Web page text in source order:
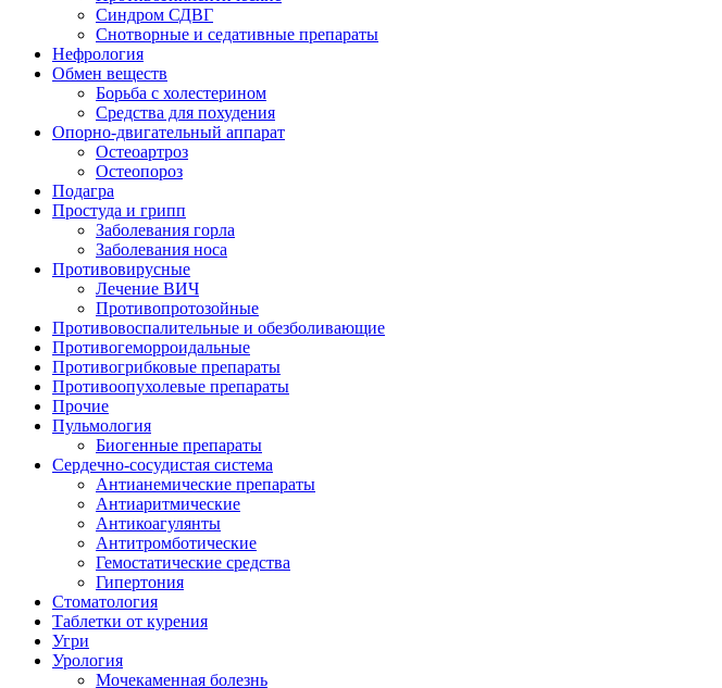
Синдром СДВГ
Снотворные и седативные препараты
Нефрология
Обмен веществ
Борьба с холестерином
Средства для похудения
Опорно-двигательный аппарат
Остеоартроз
Остеопороз
Подагра
Простуда и грипп
Заболевания горла
Заболевания носа
Противовирусные
Лечение ВИЧ
Противопротозойные
Противовоспалительные и обезболивающие
Противогеморроидальные
Противогрибковые препараты
Противоопухолевые препараты
Прочие
Пульмология
Биогенные препараты
Сердечно-сосудистая система
Антианемические препараты
Антиаритмические
Антикоагулянты
Антитромботические
Гемостатические средства
Гипертония
Стоматология
Таблетки от курения
Угри
Урология
Мочекаменная болезнь